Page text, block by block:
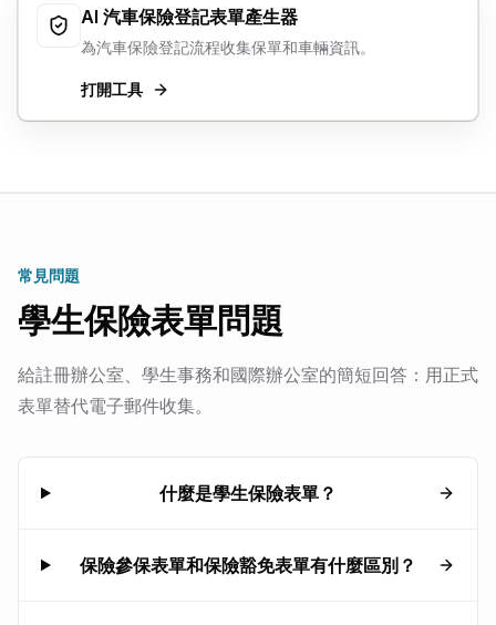
AI 汽車保險登記表單產生器
為汽車保險登記流程收集保單和車輛資訊。
打開工具
常見問題
學生保險表單問題
給註冊辦公室、學生事務和國際辦公室的簡短回答：用正式
表單替代電子郵件收集。
什麼是學生保險表單？
保險參保表單和保險豁免表單有什麼區別？